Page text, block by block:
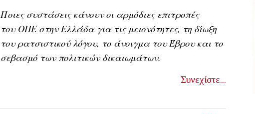
Ποιες συστάσεις κάνουν οι αρμόδιες επιτροπές
του ΟΗΕ στην Ελλάδα για τις μειονότητες, τη δίωξη
του ρατσιστικού λόγου, το άνοιγμα του Έβρου και το
σεβασμό των πολιτικών δικαιωμάτων.
Συνεχίστε...